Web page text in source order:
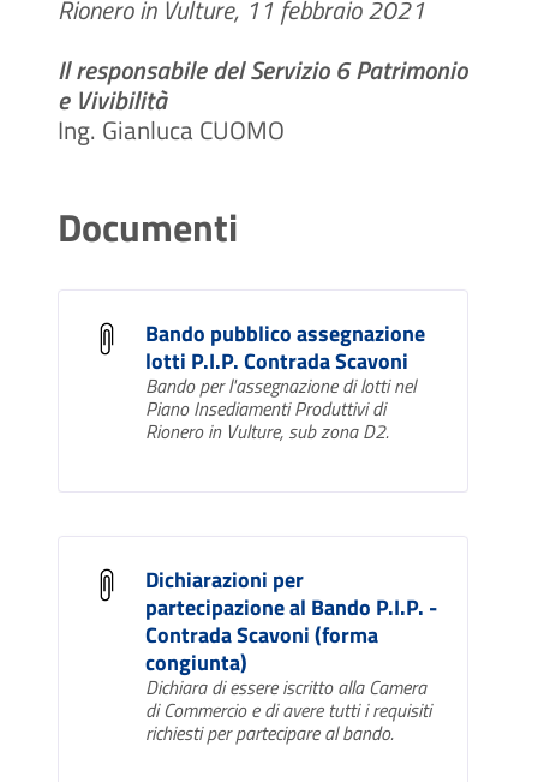
Rionero in Vulture, 11 febbraio 2021
Il responsabile del Servizio 6 Patrimonio
e Vivibilità
Ing. Gianluca CUOMO
Documenti
Bando pubblico assegnazione
lotti P.I.P. Contrada Scavoni
Bando per l'assegnazione di lotti nel
Piano Insediamenti Produttivi di
Rionero in Vulture, sub zona D2.
Dichiarazioni per
partecipazione al Bando P.I.P. -
Contrada Scavoni (forma
congiunta)
Dichiara di essere iscritto alla Camera
di Commercio e di avere tutti i requisiti
richiesti per partecipare al bando.